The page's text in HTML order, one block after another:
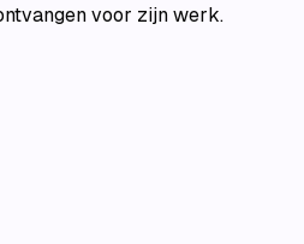
voor zijn werk.